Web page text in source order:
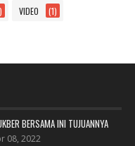
VIDEO (1)
BERSAMA INI TUJUANNYA
08, 2022